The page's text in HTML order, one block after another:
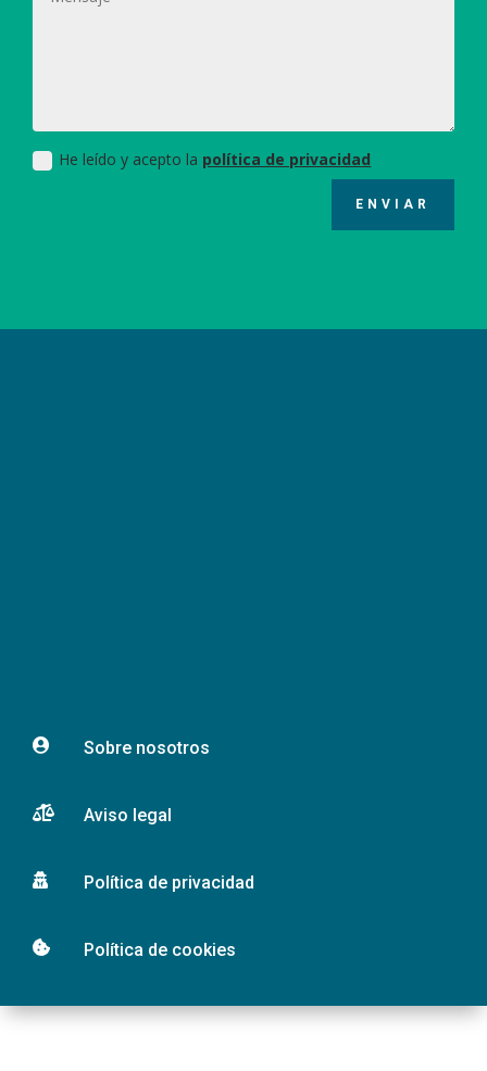
He leído y acepto la política de privacidad
ENVIAR
 Sobre nosotros
 Aviso legal
 Política de privacidad
 Política de cookies